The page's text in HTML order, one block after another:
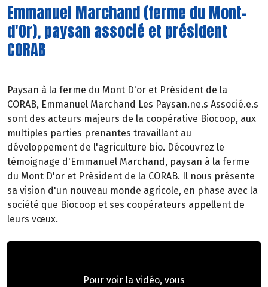
Emmanuel Marchand (ferme du Mont-
d'Or), paysan associé et président
CORAB
Paysan à la ferme du Mont D'or et Président de la
CORAB, Emmanuel Marchand Les Paysan.ne.s Associé.e.s
sont des acteurs majeurs de la coopérative Biocoop, aux
multiples parties prenantes travaillant au
développement de l'agriculture bio. Découvrez le
témoignage d'Emmanuel Marchand, paysan à la ferme
du Mont D'or et Président de la CORAB. Il nous présente
sa vision d'un nouveau monde agricole, en phase avec la
société que Biocoop et ses coopérateurs appellent de
leurs vœux.
Pour voir la vidéo, vous